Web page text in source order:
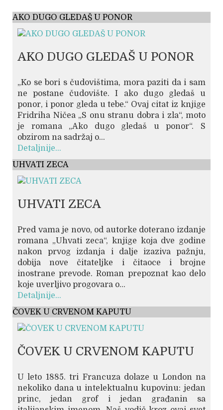
AKO DUGO GLEDAŠ U PONOR
AKO DUGO GLEDAŠ U PONOR
„Ko se bori s čudovištima, mora paziti da i sam
ne postane čudovište. I ako dugo gledaš u
ponor, i ponor gleda u tebe.“ Ovaj citat iz knjige
Fridriha Ničea „S onu stranu dobra i zla“, moto
je romana „Ako dugo gledaš u ponor“. S
obzirom na sadržaj o...
Detaljnije...
UHVATI ZECA
UHVATI ZECA
Pred vama je novo, od autorke doterano izdanje
romana „Uhvati zeca“, knjige koja dve godine
nakon prvog izdanja i dalje izaziva pažnju,
dobija nove čitateljke i čitaoce i brojne
inostrane prevode. Roman prepoznat kao delo
koje uverljivo progovara o...
Detaljnije...
ČOVEK U CRVENOM KAPUTU
ČOVEK U CRVENOM KAPUTU
U leto 1885. tri Francuza dolaze u London na
nekoliko dana u intelektualnu kupovinu: jedan
princ, jedan grof i jedan građanin sa